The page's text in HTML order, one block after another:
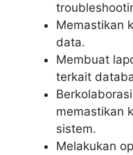
Memastikan
data.
Membuat
terkait
memastikan
sistem.
Melakukan